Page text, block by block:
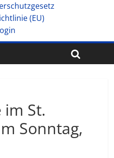
(EU)
im St.
Sonntag,